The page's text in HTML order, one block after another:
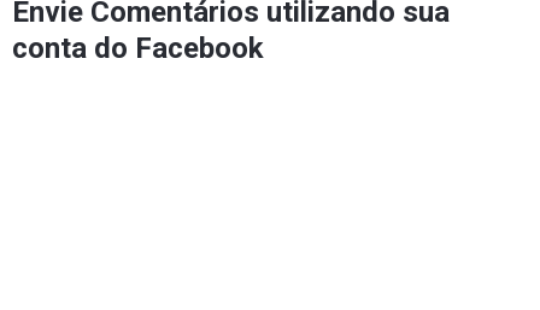
Envie Comentários utilizando sua
conta do Facebook